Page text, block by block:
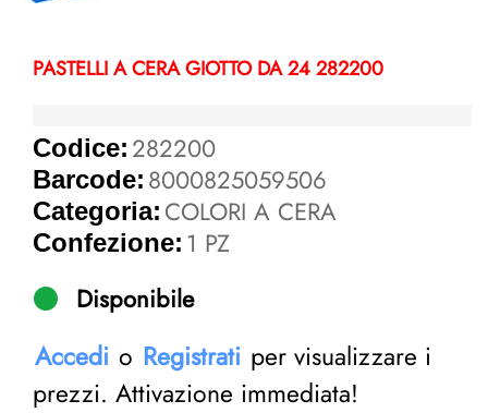
PASTELLI A CERA GIOTTO DA 24 282200
Codice:282200
Barcode: 8000825059506
Categoria: COLORI A CERA
Confezione: 1 PZ
Disponibile
Accedi o Registrati per visualizzare i
prezzi. Attivazione immediata!